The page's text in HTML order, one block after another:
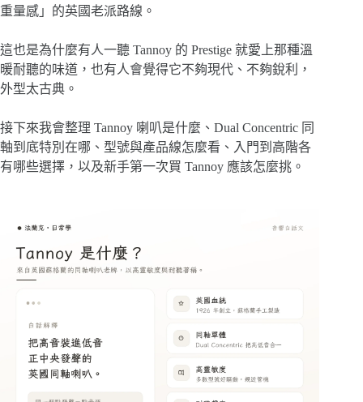
重量感」的英國老派路線。
這也是為什麼有人一聽 Tannoy 的 Prestige 就愛上那種溫
暖耐聽的味道，也有人會覺得它不夠現代、不夠銳利，
外型太古典。
接下來我會整理 Tannoy 喇叭是什麼、Dual Concentric 同
軸到底特別在哪、型號與產品線怎麼看、入門到高階各
有哪些選擇，以及新手第一次買 Tannoy 應該怎麼挑。